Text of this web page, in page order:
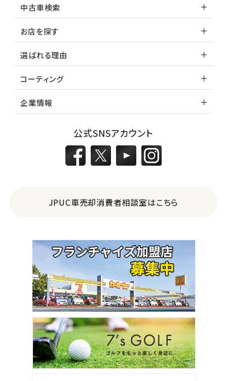
中古車検索
お店を探す
選ばれる理由
コーティング
企業情報
公式SNSアカウント
JPUC車売却消費者相談室はこちら